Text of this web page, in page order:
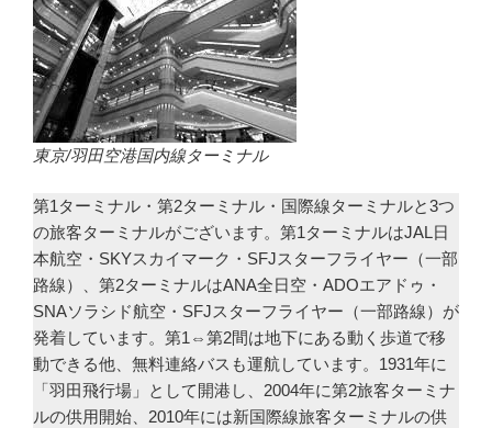
東京/羽田空港国内線ターミナル
第1ターミナル・第2ターミナル・国際線ターミナルと3つ
の旅客ターミナルがございます。第1ターミナルはJAL日
本航空・SKYスカイマーク・SFJスターフライヤー（一部
路線）、第2ターミナルはANA全日空・ADOエアドゥ・
SNAソラシド航空・SFJスターフライヤー（一部路線）が
発着しています。第1⇔第2間は地下にある動く歩道で移
動できる他、無料連絡バスも運航しています。1931年に
「羽田飛行場」として開港し、2004年に第2旅客ターミナ
ルの供用開始、2010年には新国際線旅客ターミナルの供